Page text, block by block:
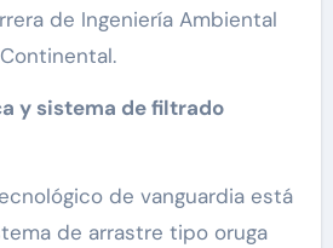
de Ingeniería Ambiental
y sistema de filtrado
de vanguardia está
de arrastre tipo oruga